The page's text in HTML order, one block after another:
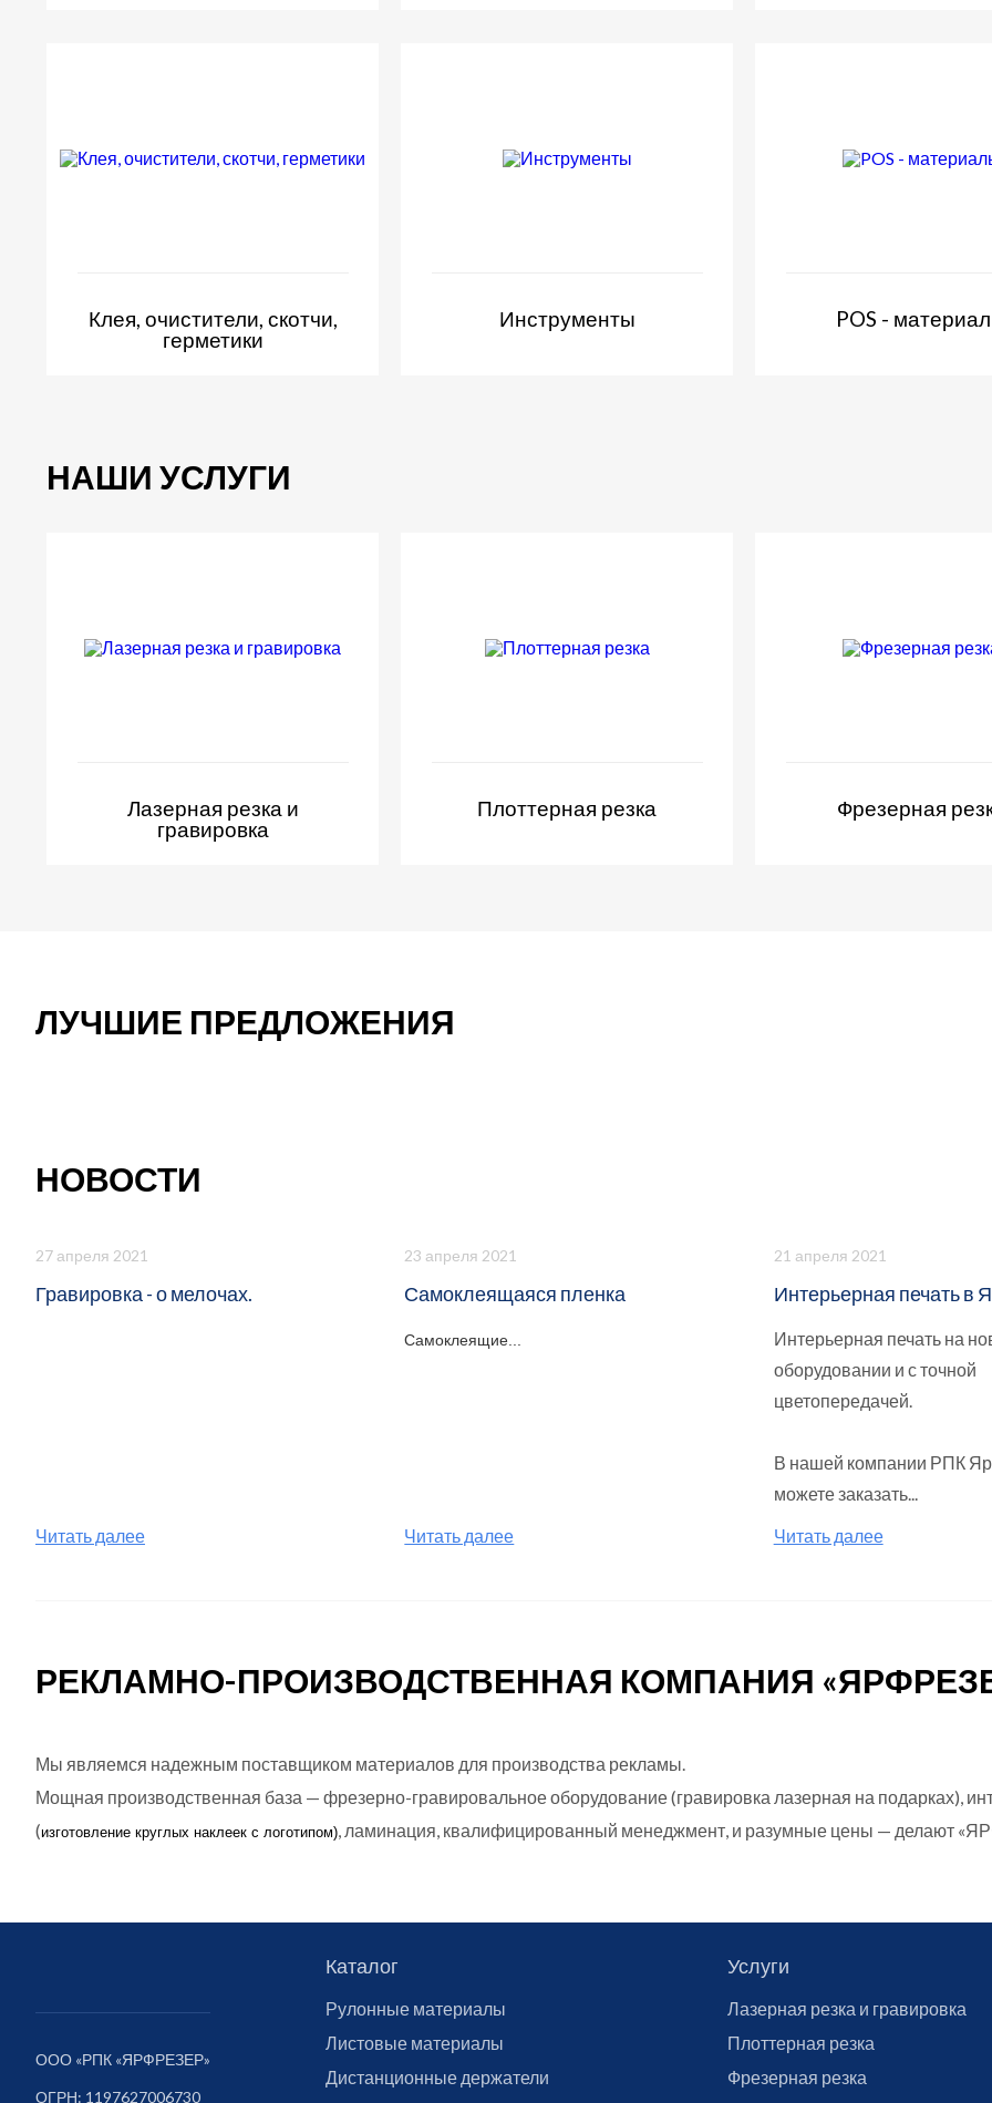
Клея, очистители, скотчи,
герметики
Инструменты POS -
НАШИ УСЛУГИ
Лазерная резка и
гравировка
Плоттерная резка Фрезерная
ЛУЧШИЕ ПРЕДЛОЖЕНИЯ
НОВОСТИ
27 апреля 2021
Гравировка - о мелочах.
Читать далее
23 апреля 2021
Самоклеящаяся пленка
Самоклеящие...
Читать далее
21 апреля 2021
Интерьерная печать в
Интерьерная печать на
оборудовании и с точной
цветопередачей.
В нашей компании РПК
можете заказать...
Читать далее
РЕКЛАМНО-ПРОИЗВОДСТВЕННАЯ КОМПАНИЯ
Мы являемся надежным поставщиком материалов для производства рекламы.
Мощная производственная база — фрезерно-гравировальное оборудование (гравировка лазерная на подарках),
(изготовление круглых наклеек с логотипом), ламинация, квалифицированный менеджмент, и разумные цены — делают
ООО «РПК «ЯРФРЕЗЕР»
ОГРН: 1197627006730
Каталог
Рулонные материалы
Листовые материалы
Дистанционные держатели
Услуги
Лазерная резка и гравировка
Плоттерная резка
Фрезерная резка